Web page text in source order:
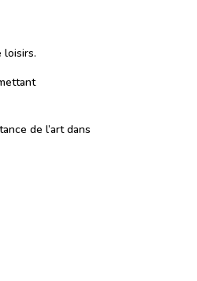
loisirs.
de l’art dans